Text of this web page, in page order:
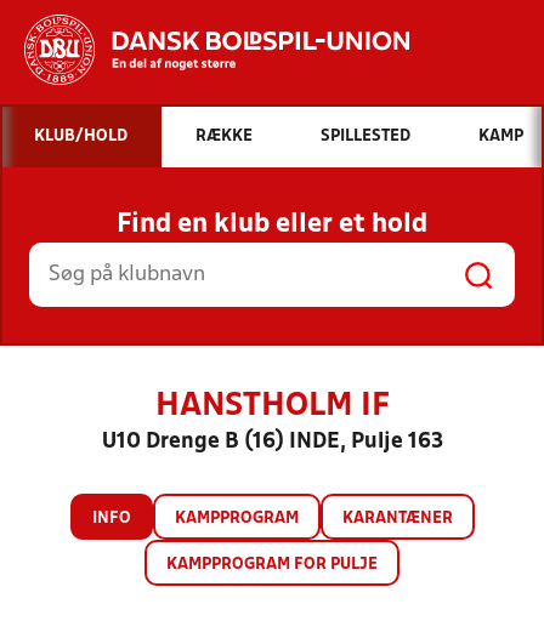
Hvad vil du søge efter?
INDHOLD OG NYHEDER
STILLINGER, RESULTATER, KLUBBER OG
HOLD
KLUB/HOLD RÆKKE SPILLESTED KAMP
Find en klub eller et hold
HANSTHOLM IF
U10 Drenge B (16) INDE, Pulje 163
INFO KAMPPROGRAM KARANTÆNER
KAMPPROGRAM FOR PULJE